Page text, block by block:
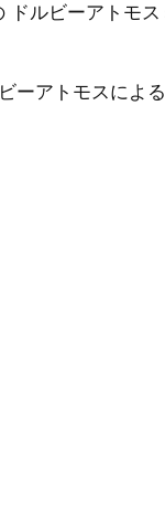
ドルビーアトモ
ーアトモスによ